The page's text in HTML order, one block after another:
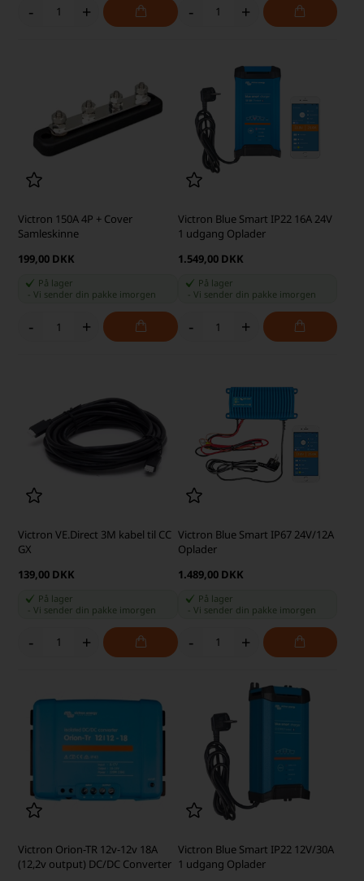
- + - +
Victron 150A 4P + Cover
Samleskinne
199,00 DKK
På lager
-Vi sender din pakke imorgen
- +
Victron Blue Smart IP22 16A 24V
1 udgang Oplader
1.549,00 DKK
På lager
Vi sender din pakke imorgen
- +
Victron VE.Direct 3M kabel til CC
GX
139,00 DKK
På lager
-Vi sender din pakke imorgen
- +
Victron Blue Smart IP67 24V/12A
Oplader
1.489,00 DKK
På lager
Vi sender din pakke imorgen
- +
Victron Orion-TR 12v-12v 18A
(12,2v output) DC/DC Converter
Victron Blue Smart IP22 12V/30A
1 udgang Oplader